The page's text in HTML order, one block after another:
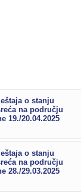
o stanju
na području
19./20.04.2025
o stanju
na području
28./29.03.2025